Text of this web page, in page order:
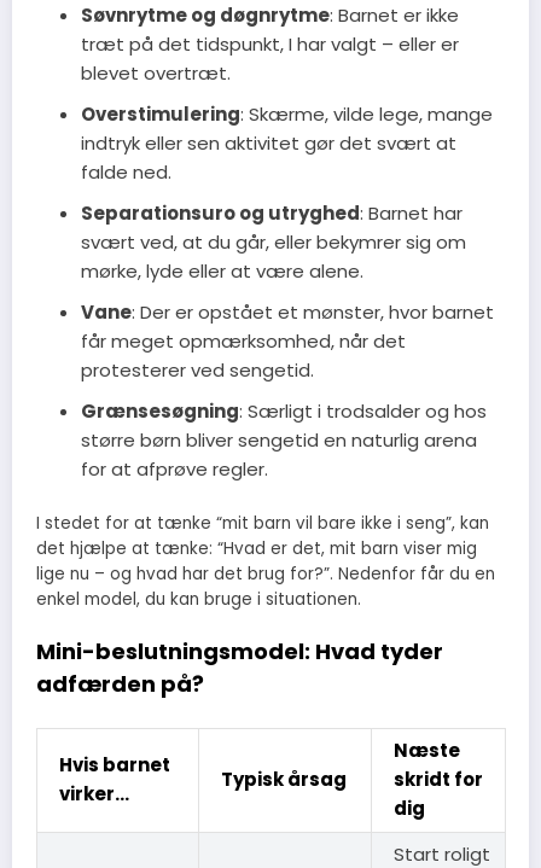
Søvnrytme og døgnrytme: Barnet er ikke
træt på det tidspunkt, I har valgt – eller er
blevet overtræt.
Overstimulering: Skærme, vilde lege, mange
indtryk eller sen aktivitet gør det svært at
falde ned.
Separationsuro og utryghed: Barnet har
svært ved, at du går, eller bekymrer sig om
mørke, lyde eller at være alene.
Vane: Der er opstået et mønster, hvor barnet
får meget opmærksomhed, når det
protesterer ved sengetid.
Grænsesøgning: Særligt i trodsalder og hos
større børn bliver sengetid en naturlig arena
for at afprøve regler.
I stedet for at tænke “mit barn vil bare ikke i seng”, kan
det hjælpe at tænke: “Hvad er det, mit barn viser mig
lige nu – og hvad har det brug for?”. Nedenfor får du en
enkel model, du kan bruge i situationen.
Mini-beslutningsmodel: Hvad tyder
adfærden på?
Hvis barnet
virker…
Typisk årsag
Næste
skridt for
dig
Start roligt